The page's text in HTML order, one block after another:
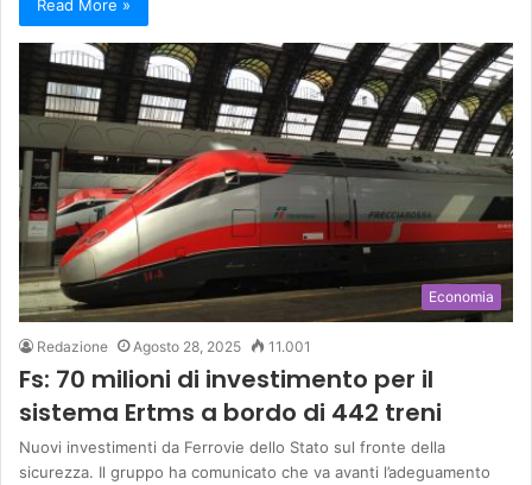
Read More »
Economia
Redazione Agosto 28, 2025 11.001
Fs: 70 milioni di investimento per il
sistema Ertms a bordo di 442 treni
Nuovi investimenti da Ferrovie dello Stato sul fronte della
sicurezza. Il gruppo ha comunicato che va avanti l’adeguamento